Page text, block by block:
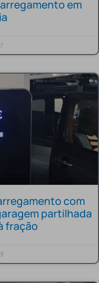
em
com
partilhada
fração